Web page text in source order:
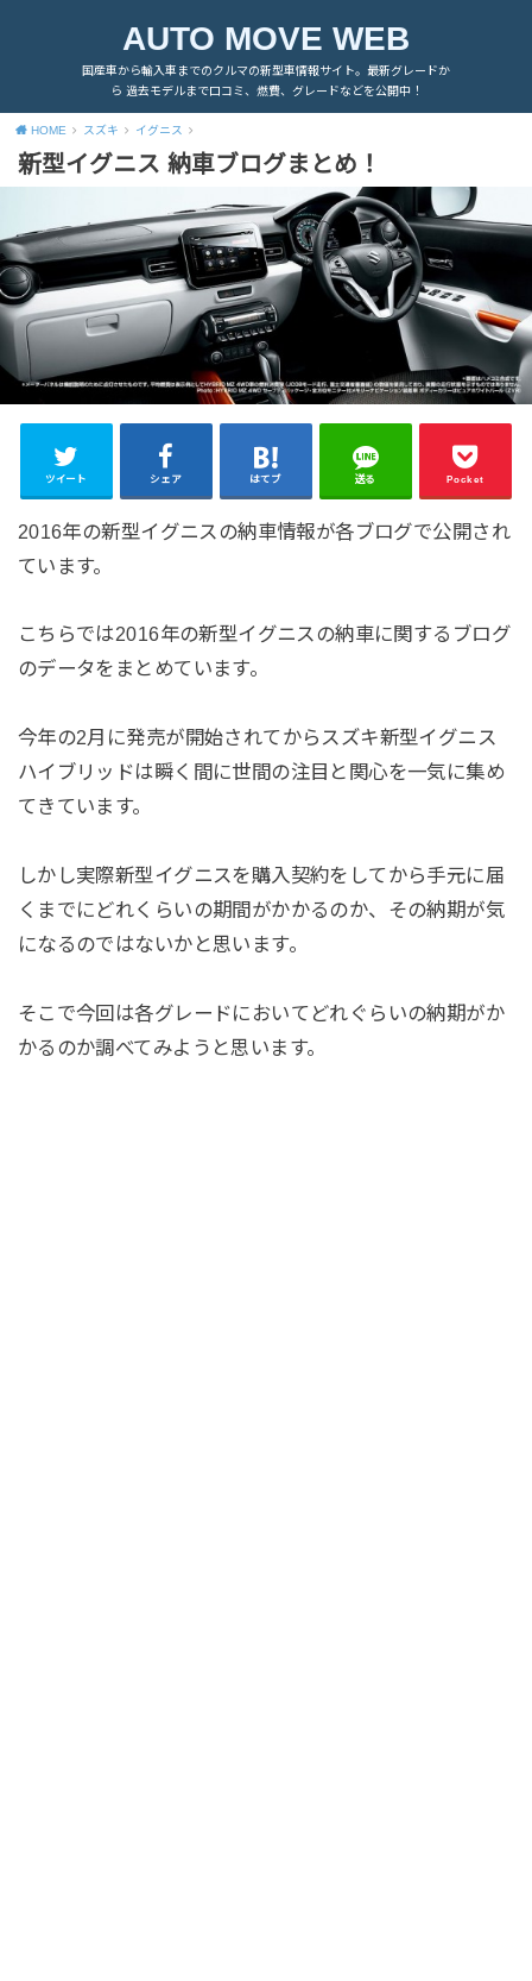
AUTO MOVE WEB
国産車から輸入車までのクルマの新型車情報サイト。最新グレードか
ら 過去モデルまで口コミ、燃費、グレードなどを公開中！
HOME スズキ イグニス
新型イグニス 納車ブログまとめ！
ツイート シェア はてブ 送る Pocket
2016年の新型イグニスの納車情報が各ブログで公開され
ています。
こちらでは2016年の新型イグニスの納車に関するブログ
のデータをまとめています。
今年の2月に発売が開始されてからスズキ新型イグニス
ハイブリッドは瞬く間に世間の注目と関心を一気に集め
てきています。
しかし実際新型イグニスを購入契約をしてから手元に届
くまでにどれくらいの期間がかかるのか、その納期が気
になるのではないかと思います。
そこで今回は各グレードにおいてどれぐらいの納期がか
かるのか調べてみようと思います。